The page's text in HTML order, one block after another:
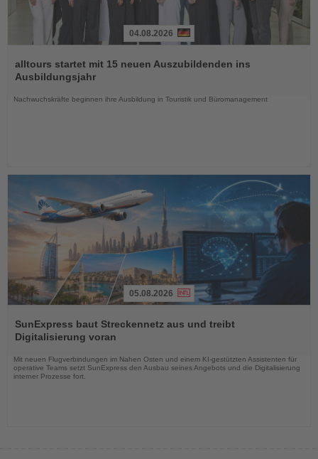
Sie
die
04.08.2026
alltours startet mit 15 neuen Auszubildenden ins
Ausbildungsjahr
Nachwuchskräfte beginnen ihre Ausbildung in Touristik und Büromanagement
Sie
die
Nachrichten
05.08.2026
SunExpress baut Streckennetz aus und treibt
Digitalisierung voran
Mit neuen Flugverbindungen im Nahen Osten und einem KI-gestützten Assistenten für
operative Teams setzt SunExpress den Ausbau seines Angebots und die Digitalisierung
interner Prozesse fort.